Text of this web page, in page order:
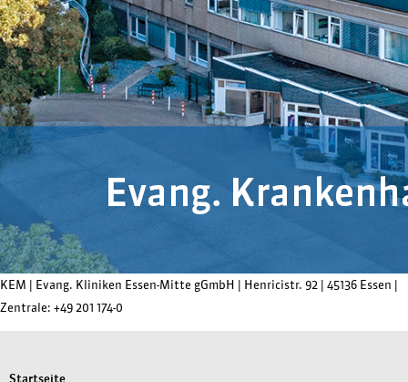
KEM | Evang. Kliniken Essen-Mitte gGmbH | Henricistr. 92 | 45136 Essen |
Zentrale: +49 201 174-0
Startseite